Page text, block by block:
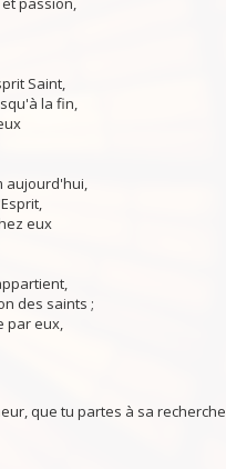
Saint,
la fin,
aujourd'hui,
eux
des saints ;
par eux,
que tu partes à sa recherche